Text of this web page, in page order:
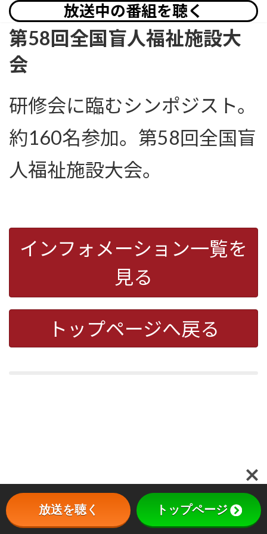
放送中の番組を聴く
第58回全国盲人福祉施設大
会
研修会に臨むシンポジスト。
約160名参加。第58回全国盲
人福祉施設大会。
インフォメーション一覧を
見る
トップページへ戻る
放送を聴く トップページ